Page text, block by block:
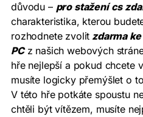
důvodu – pro stažení cs
charakteristika, kterou
rozhodnete zvolit zdarma
PCz našich webových
hře nejlepší a pokud chcete
musíte logicky přemýšlet o
V této hře potkáte spoustu
chtěli být vítězem, musíte